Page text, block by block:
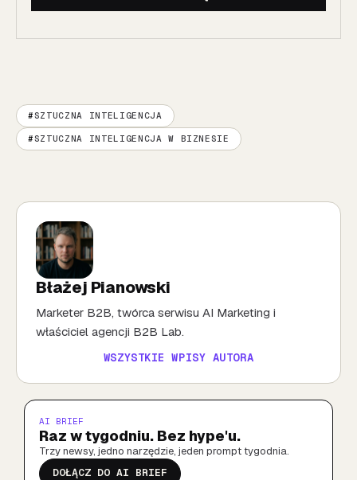
SZTUCZNA INTELIGENCJA
SZTUCZNA INTELIGENCJA W BIZNESIE
Błażej Pianowski
Marketer B2B, twórca serwisu AI Marketing i
właściciel agencji B2B Lab.
WSZYSTKIE WPISY AUTORA
AI BRIEF
Raz w tygodniu. Bez hype'u.
Trzy newsy, jedno narzędzie, jeden prompt tygodnia.
DOŁĄCZ DO AI BRIEF